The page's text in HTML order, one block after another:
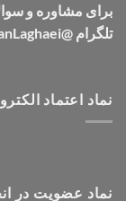
برای مشاوره و
تلگرام @ArmanLaghaei در ارتباط باشید.
نماد اعتماد
نماد عضویت در